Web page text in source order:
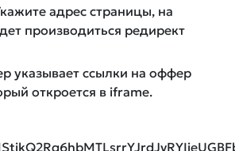
адрес страницы, на
производиться редирект
указывает ссылки на оффер
откроется в iframe.